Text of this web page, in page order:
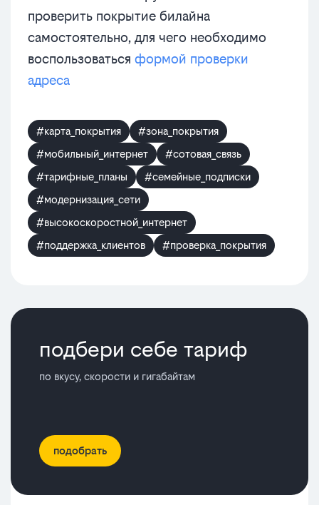
проверить покрытие билайна
самостоятельно, для чего необходимо
воспользоваться формой проверки
адреса
#карта_покрытия
#зона_покрытия
#мобильный_интернет
#сотовая_связь
#тарифные_планы
#семейные_подписки
#модернизация_сети
#высокоскоростной_интернет
#поддержка_клиентов
#проверка_покрытия
подбери себе тариф
по вкусу, скорости и гигабайтам
подобрать